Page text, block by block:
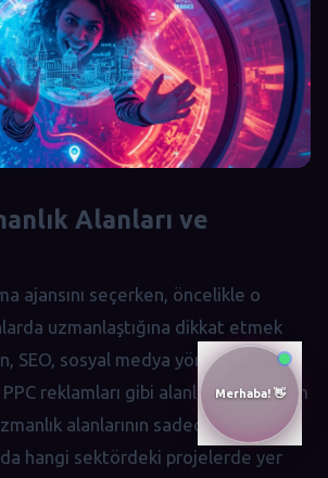
Alanları ve
ajansını seçerken, öncelikle o
uzmanlaştığına dikkat etmek
SEO, sosyal medya yönetimi, içerik
reklamları gibi alanlarda deneyim
alanlarının sadece sayısı
hangi sektördeki projelerde yer